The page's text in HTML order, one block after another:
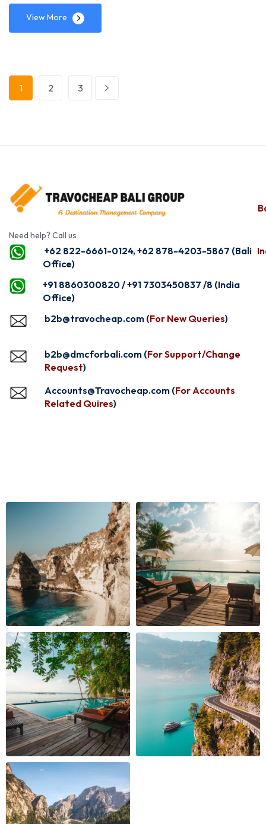
View More
1 2 3
Need help? Call us
+62 822-6661-0124, +62 878-4203-5867 (Bali
Office)
+91 8860300820 / +91 7303450837 /8 (India
Office)
b2b@travocheap.com (For New Queries)
b2b@dmcforbali.com (For Support/Change
Request)
Accounts@Travocheap.com (For Accounts
Related Quires)